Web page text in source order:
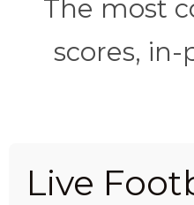
The most
scores,
Live